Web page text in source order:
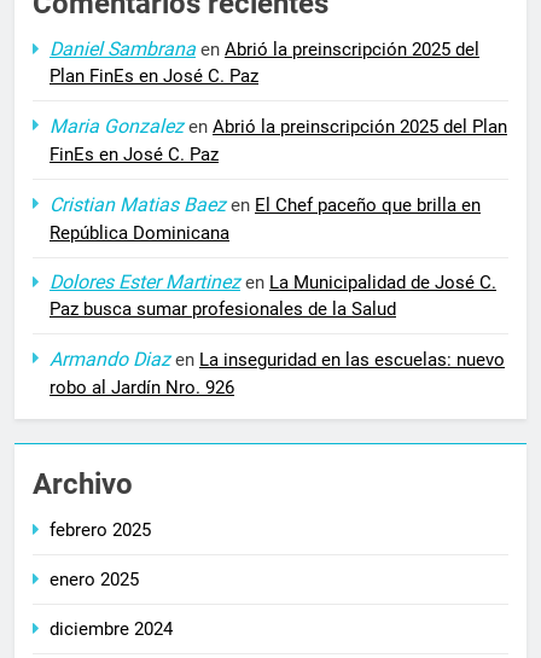
Daniel Sambrana en Abrió la preinscripción 2025 del
Plan FinEs en José C. Paz
Maria Gonzalezen Abrió la preinscripción 2025 del Plan
FinEs en José C. Paz
Cristian Matias Baezen El Chef paceño que brilla en
República Dominicana
Dolores Ester Martinezen La Municipalidad de José C.
Paz busca sumar profesionales de la Salud
Armando Diazen La inseguridad en las escuelas: nuevo
robo al Jardín Nro. 926
Archivo
febrero 2025
enero 2025
diciembre 2024